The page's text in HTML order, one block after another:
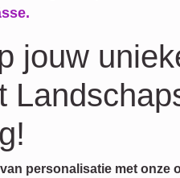
jouw
personalisatie met onze